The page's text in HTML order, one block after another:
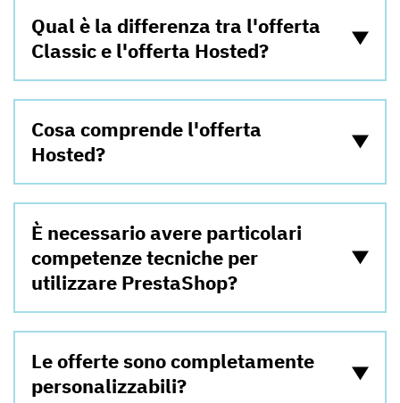
Qual è la differenza tra l'offerta
Classic e l'offerta Hosted?
Cosa comprende l'offerta
Hosted?
È necessario avere particolari
competenze tecniche per
utilizzare PrestaShop?
Le offerte sono completamente
personalizzabili?